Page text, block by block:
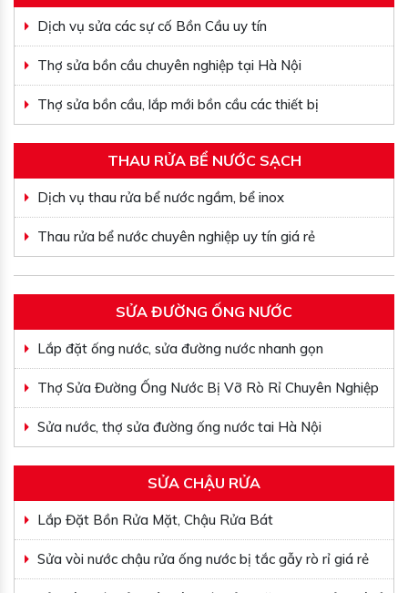
Dịch vụ sửa các sự cố Bồn Cầu uy tín
Thợ sửa bồn cầu chuyên nghiệp tại Hà Nội
Thợ sửa bồn cầu, lắp mới bồn cầu các thiết bị
THAU RỬA BỂ NƯỚC SẠCH
Dịch vụ thau rửa bể nước ngầm, bể inox
Thau rửa bể nước chuyên nghiệp uy tín giá rẻ
SỬA ĐƯỜNG ỐNG NƯỚC
Lắp đặt ống nước, sửa đường nước nhanh gọn
Thợ Sửa Đường Ống Nước Bị Vỡ Rò Rỉ Chuyên Nghiệp
Sửa nước, thợ sửa đường ống nước tai Hà Nội
SỬA CHẬU RỬA
Lắp Đặt Bồn Rửa Mặt, Chậu Rửa Bát
Sửa vòi nước chậu rửa ống nước bị tắc gẫy rò rỉ giá rẻ